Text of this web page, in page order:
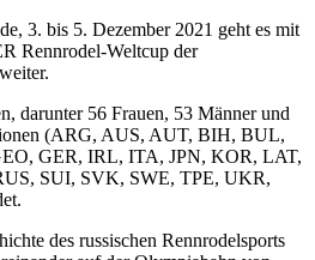
3. bis 5. Dezember 2021 geht es mit
Rennrodel-Weltcup der
darunter 56 Frauen, 53 Männer und
(ARG, AUS, AUT, BIH, BUL,
GER, IRL, ITA, JPN, KOR, LAT,
SUI, SVK, SWE, TPE, UKR,
des russischen Rennrodelsports